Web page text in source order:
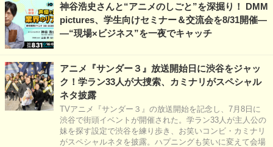
神谷浩史さんと“アニメのしごと”を深掘り！ DMM
pictures、学生向けセミナー＆交流会を8/31開催―
―“現場×ビジネス”を一夜でキャッチ
アニメ『サンダー３』放送開始日に渋谷をジャッ
ク！学ラン33人が大捜索、カミナリがスペシャル
ネタ披露
TVアニメ『サンダー３』の放送開始を記念し、7月8日に
渋谷で街頭イベントが開催された。学ラン33人が主人公の
妹を探す設定で渋谷を練り歩き、お笑いコンビ・カミナリ
がスペシャルネタを披露。ハプニングも笑いに変えて会場